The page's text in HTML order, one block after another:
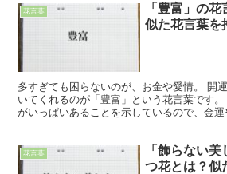
花言葉
「豊富」の
似た花言葉を
多すぎても困らないのが、お金や愛情。 開
いてくれるのが「豊富」という花言葉です
がいっぱいあることを示しているので、金
花言葉
「飾らない
つ花とは？似